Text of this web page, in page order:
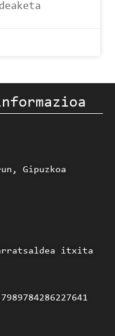
Gipuzkoa
itxita